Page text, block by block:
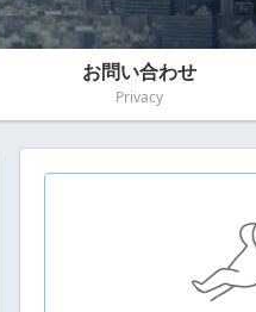
お問い合わせ
Privacy